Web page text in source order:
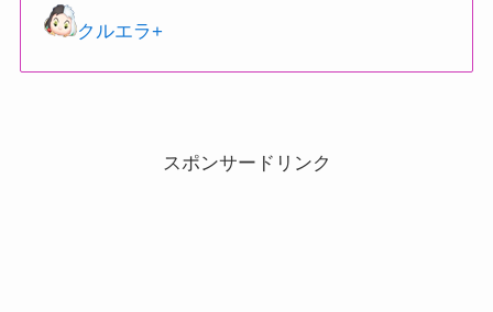
クルエラ+
スポンサードリンク